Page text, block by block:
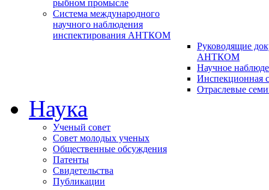
рыбном промысле
Система международного
научного наблюдения
инспектирования АНТКОМ
Руководящие
АНТКОМ
Научное
Инспекционная
Отраслевые
Наука
Ученый совет
Совет молодых ученых
Общественные обсуждения
Патенты
Свидетельства
Публикации